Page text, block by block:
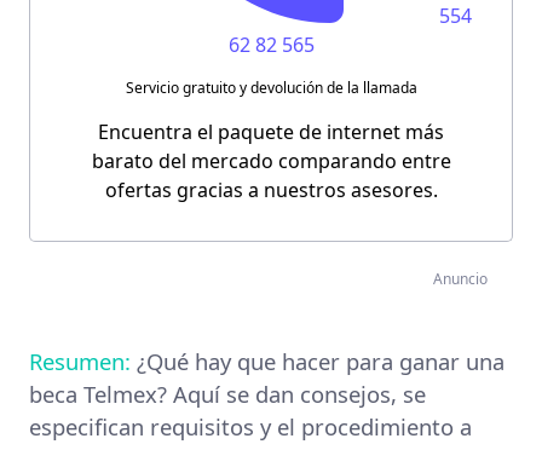
554
62 82 565
Servicio gratuito y devolución de la llamada
Encuentra el paquete de internet más
barato del mercado comparando entre
ofertas gracias a nuestros asesores.
Anuncio
Resumen: ¿Qué hay que hacer para ganar una
beca Telmex? Aquí se dan consejos, se
especifican requisitos y el procedimiento a